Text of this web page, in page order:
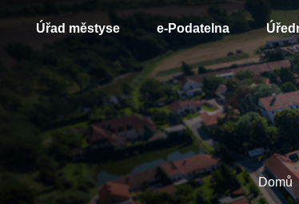
Úřad městyse e-Podatelna
Domů